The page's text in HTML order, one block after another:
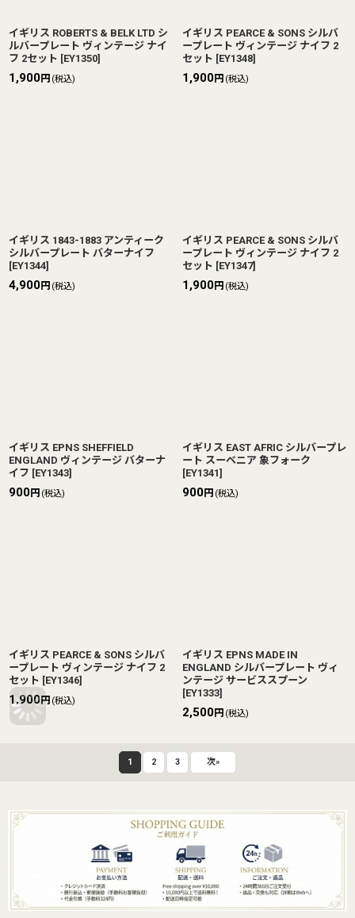
イギリス ROBERTS & BELK LTD シ
ルバープレート ヴィンテージ ナイ
フ 2セット [EY1350]
1,900円 (税込)
イギリス PEARCE & SONS シルバ
ープレート ヴィンテージ ナイフ 2
セット [EY1348]
1,900円 (税込)
イギリス 1843-1883 アンティーク
シルバープレート バターナイフ
[EY1344]
4,900円 (税込)
イギリス PEARCE & SONS シルバ
ープレート ヴィンテージ ナイフ 2
セット [EY1347]
1,900円 (税込)
イギリス EPNS SHEFFIELD
ENGLAND ヴィンテージ バターナ
イフ [EY1343]
900円 (税込)
イギリス EAST AFRIC シルバープレ
ート スーベニア 象フォーク
[EY1341]
900円 (税込)
イギリス PEARCE & SONS シルバ
ープレート ヴィンテージ ナイフ 2
セット [EY1346]
1,900円 (税込)
イギリス EPNS MADE IN
ENGLAND シルバープレート ヴィ
ンテージ サービススプーン
[EY1333]
2,500円 (税込)
1 2 3 次»